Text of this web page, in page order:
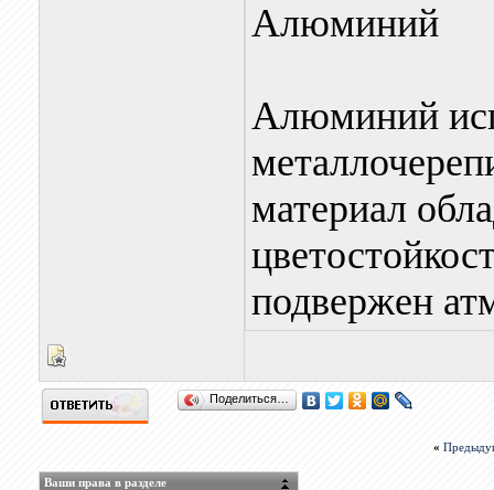
Алюминий
Алюминий
материал
подвержен
Поделиться…
«
Ваши права в разделе